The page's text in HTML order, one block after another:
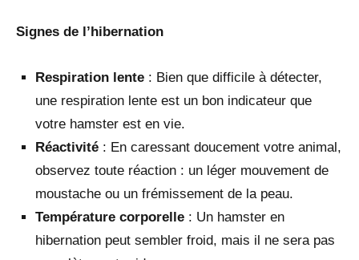
Signes de l’hibernation
Respiration lente : Bien que difficile à détecter,
une respiration lente est un bon indicateur que
votre hamster est en vie.
Réactivité : En caressant doucement votre animal,
observez toute réaction : un léger mouvement de
moustache ou un frémissement de la peau.
Température corporelle : Un hamster en
hibernation peut sembler froid, mais il ne sera pas